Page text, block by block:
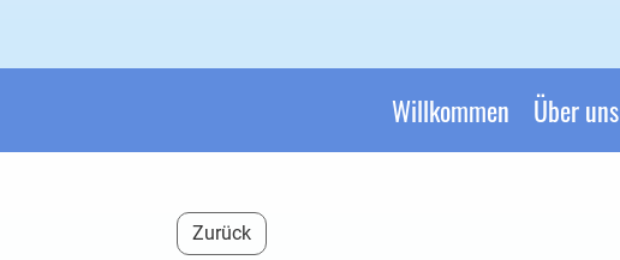
Willkommen Über uns
Zurück